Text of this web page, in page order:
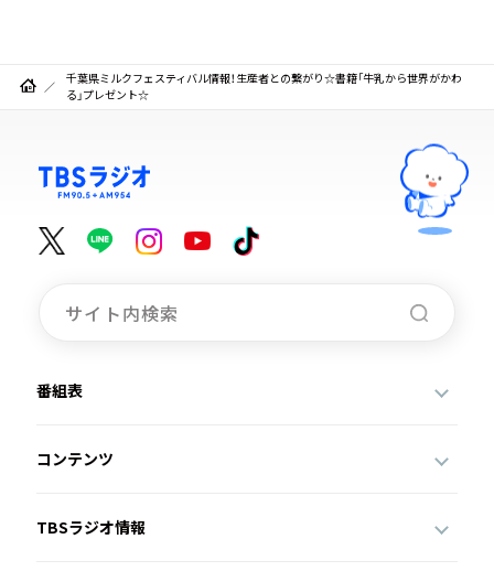
千葉県ミルクフェスティバル情報！生産者との繋がり☆書籍「牛乳から世界がかわ
る」プレゼント☆
番組表
コンテンツ
TBSラジオ情報